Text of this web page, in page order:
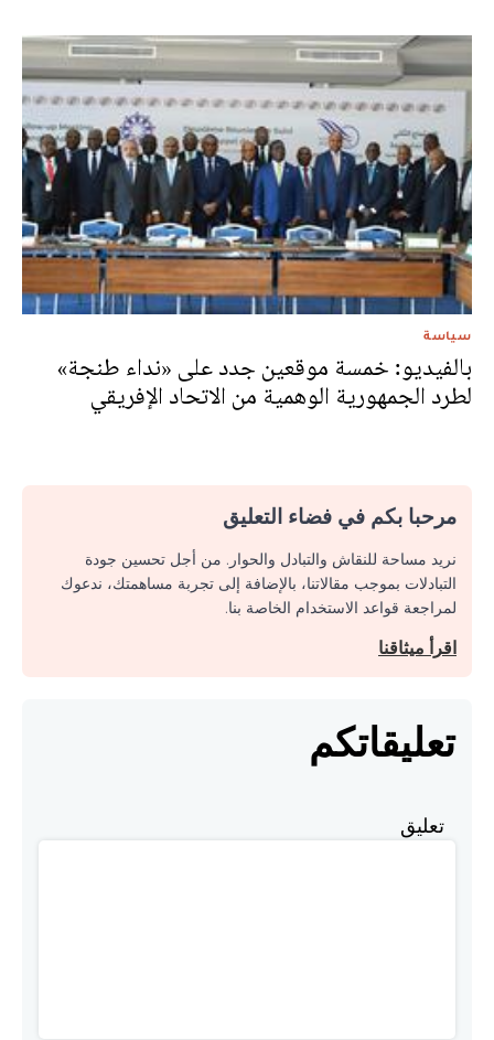
سياسة
بالفيديو: خمسة موقعين جدد على «نداء طنجة»
لطرد الجمهورية الوهمية من الاتحاد الإفريقي
مرحبا بكم في فضاء التعليق
نريد مساحة للنقاش والتبادل والحوار. من أجل تحسين جودة
التبادلات بموجب مقالاتنا، بالإضافة إلى تجربة مساهمتك، ندعوك
لمراجعة قواعد الاستخدام الخاصة بنا.
اقرأ ميثاقنا
تعليقاتكم
تعليق